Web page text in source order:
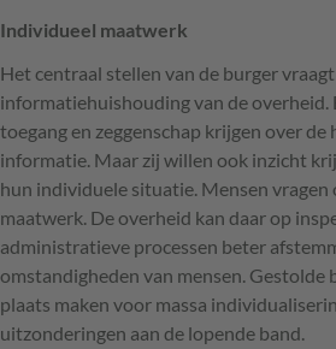
Individueel maatwerk
Het centraal stellen van de burger
informatiehuishouding van de overheid.
toegang en zeggenschap krijgen over
informatie. Maar zij willen ook inzicht
hun individuele situatie. Mensen vragen
maatwerk. De overheid kan daar op
administratieve processen beter
omstandigheden van mensen. Gestolde
plaats maken voor massa
uitzonderingen aan de lopende band.